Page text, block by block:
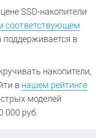
SSD-накопители
соответствующем
поддерживается в
накопители,
в нашем рейтинге
моделей
000 руб.